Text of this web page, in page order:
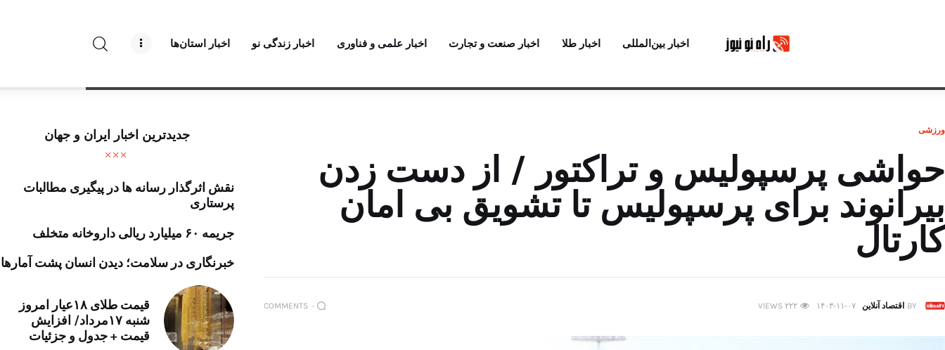
اخبار بین‌المللی اخبار طلا اخبار صنعت و تجارت اخبار علمی و فناوری اخبار زندگی نو اخبار استان‌ها
درباره راه‌ نو نیوز
ارتباط با راه‌ نو نیوز
تبلیغات راه نو نیوز
آوین دیلی
تک کده
خرید موتور ایمپلنت
ورزشی
حواشی پرسپولیس و تراکتور / از دست زدن
بیرانوند برای پرسپولیس تا تشویق بی امان
کارتال
BY اقتصاد آنلاین ۱۴۰۳-۱۱-۰۷ ۲۲۲ VIEWS ۰ COMMENTS
جدیدترین اخبار ایران و جهان
نقش اثرگذار رسانه ها در پیگیری مطالبات
پرستاری
جریمه ۶۰ میلیارد ریالی داروخانه متخلف
خبرنگاری در سلامت؛ دیدن انسان پشت آمارها
قیمت طلای ۱۸عیار امروز
شنبه ۱۷مرداد/ افزایش
قیمت + جدول و جزئیات